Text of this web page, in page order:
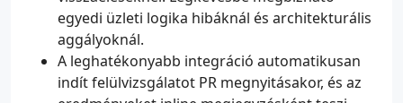
egyedi üzleti logika hibáknál és architekturális
aggályoknál.
A leghatékonyabb integráció automatikusan
indít felülvizsgálatot PR megnyitásakor, és az